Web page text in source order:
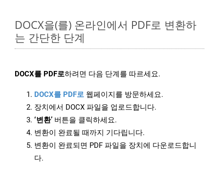
DOCX을(를) 온라인에서 PDF로 변환하
는 간단한 단계
DOCX를 PDF로하려면 다음 단계를 따르세요.
DOCX를 PDF로 웹페이지를 방문하세요.
장치에서 DOCX 파일을 업로드합니다.
‘변환’ 버튼을 클릭하세요.
변환이 완료될 때까지 기다립니다.
변환이 완료되면 PDF 파일을 장치에 다운로드합니
다.